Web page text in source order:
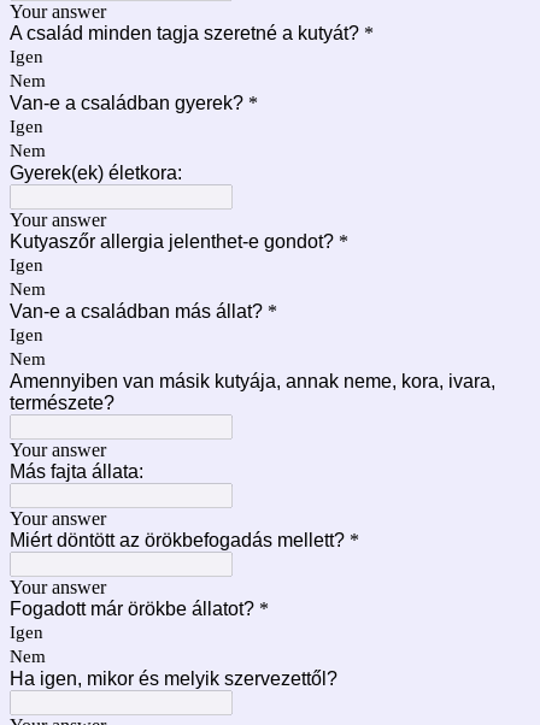
Your answer
A család minden tagja szeretné a kutyát? *
Igen
Nem
Van-e a családban gyerek? *
Igen
Nem
Gyerek(ek) életkora:
Your answer
Kutyaszőr allergia jelenthet-e gondot? *
Igen
Nem
Van-e a családban más állat? *
Igen
Nem
Amennyiben van másik kutyája, annak neme, kora, ivara,
természete?
Your answer
Más fajta állata:
Your answer
Miért döntött az örökbefogadás mellett? *
Your answer
Fogadott már örökbe állatot? *
Igen
Nem
Ha igen, mikor és melyik szervezettől?